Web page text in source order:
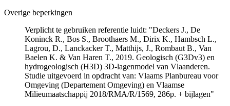
Overige beperkingen
Verplicht te gebruiken referentie luidt: "Deckers J., De
Koninck R., Bos S., Broothaers M., Dirix K., Hambsch L.,
Lagrou, D., Lanckacker T., Matthijs, J., Rombaut B., Van
Baelen K. & Van Haren T., 2019. Geologisch (G3Dv3) en
hydrogeologisch (H3D) 3D-lagenmodel van Vlaanderen.
Studie uitgevoerd in opdracht van: Vlaams Planbureau voor
Omgeving (Departement Omgeving) en Vlaamse
Milieumaatschappij 2018/RMA/R/1569, 286p. + bijlagen"